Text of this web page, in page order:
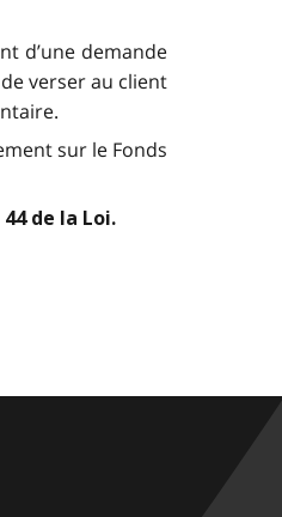
d’une demande
verser au client
sur le Fonds
de la Loi.